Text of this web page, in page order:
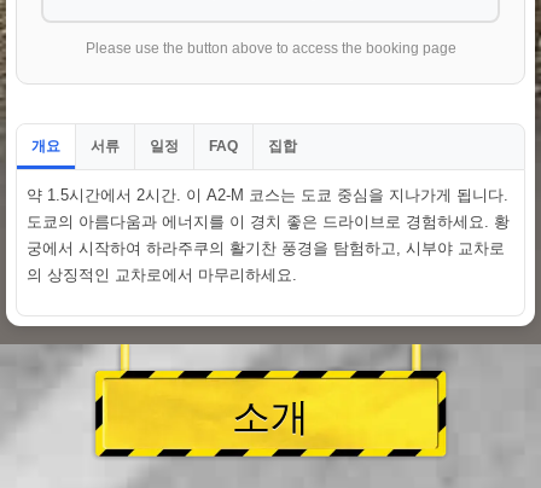
Please use the button above to access the booking page
개요 서류 일정 FAQ 집합
약 1.5시간에서 2시간. 이 A2-M 코스는 도쿄 중심을 지나가게 됩니다.
도쿄의 아름다움과 에너지를 이 경치 좋은 드라이브로 경험하세요. 황
궁에서 시작하여 하라주쿠의 활기찬 풍경을 탐험하고, 시부야 교차로
의 상징적인 교차로에서 마무리하세요.
소개